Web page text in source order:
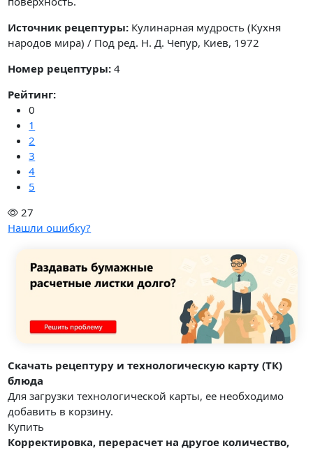
Источник рецептуры: Кулинарная мудрость (Кухня
народов мира) / Под ред. Н. Д. Чепур, Киев, 1972
Номер рецептуры: 4
Рейтинг:
0
1
2
3
4
5
27
Нашли ошибку?
Скачать рецептуру и технологическую карту (ТК)
блюда
Для загрузки технологической карты, ее необходимо
добавить в корзину.
Купить
Корректировка, перерасчет на другое количество,